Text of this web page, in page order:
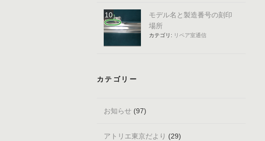
モデル名と製造番号の刻印
場所
カテゴリ: リペア室通信
カテゴリー
お知らせ (97)
アトリエ東京だより (29)